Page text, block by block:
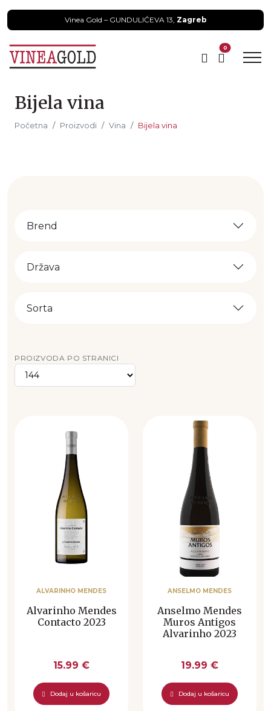
Vinea Gold – GUNDULIĆEVA 13, Zagreb
0
Bijela vina
Početna Proizvodi Vina Bijela vina
Brend
Država
Sorta
PROIZVODA PO STRANICI
ALVARINHO MENDES
Alvarinho Mendes
Contacto 2023
15.99 €
Dodaj u košaricu
ANSELMO MENDES
Anselmo Mendes
Muros Antigos
Alvarinho 2023
19.99 €
Dodaj u košaricu